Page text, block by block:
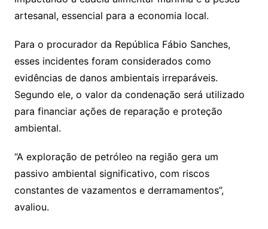
artesanal, essencial para a economia local.
Para o procurador da República Fábio Sanches,
esses incidentes foram considerados como
evidências de danos ambientais irreparáveis.
Segundo ele, o valor da condenação será utilizado
para financiar ações de reparação e proteção
ambiental.
“A exploração de petróleo na região gera um
passivo ambiental significativo, com riscos
constantes de vazamentos e derramamentos”,
avaliou.